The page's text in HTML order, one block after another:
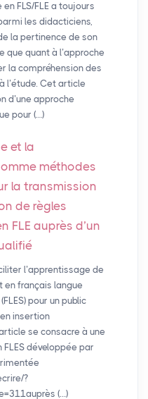
FLS/FLE a toujours
les didacticiens,
la pertinence de son
que quant à l’approche
la compréhension des
l’étude. Cet article
d’une approche
pour (…)
et la
méthodes
la transmission
de règles
FLE auprès d’un
l’apprentissage de
en français langue
pour un public
insertion
se consacre à une
développée par
?
(…)